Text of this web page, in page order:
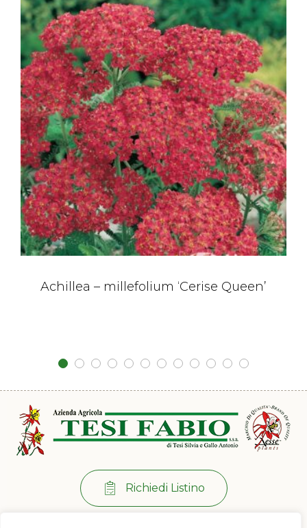
Achillea – millefolium ‘Cerise Queen’
Richiedi Listino